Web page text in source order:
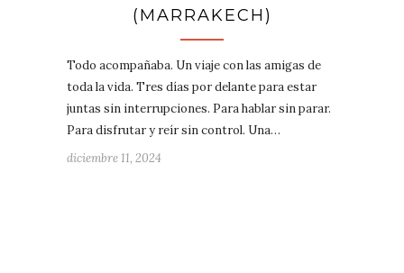
(MARRAKECH)
Todo acompañaba. Un viaje con las amigas de
toda la vida. Tres días por delante para estar
juntas sin interrupciones. Para hablar sin parar.
Para disfrutar y reír sin control. Una…
diciembre 11, 2024